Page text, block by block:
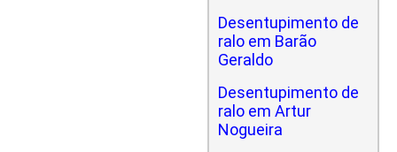
Desentupimento de
ralo em Barão
Geraldo
Desentupimento de
ralo em Artur
Nogueira